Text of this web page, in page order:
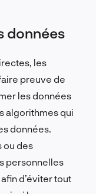
données
les
preuve de
les données
algorithmes qui
données.
ou des
personnelles
d’éviter tout